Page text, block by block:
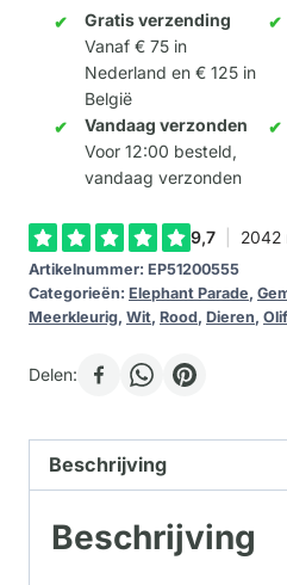
aantalGratis verzending
Vanaf € 75 in
Nederland en € 125 in
België
Vandaag verzonden
Voor 12:00 besteld,
vandaag verzonden
Artikelnummer: EP51200555
Categorieën: Elephant Parade,
Meerkleurig, Wit, Rood, Dieren,
Delen:
Beschrijving
Beschrijving